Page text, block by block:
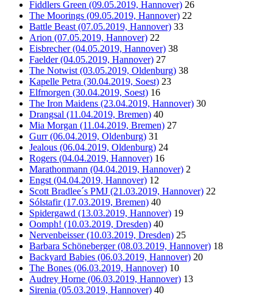
Fiddlers Green (09.05.2019, Hannover) 26
The Moorings (09.05.2019, Hannover) 22
Battle Beast (07.05.2019, Hannover) 33
Arion (07.05.2019, Hannover) 22
Eisbrecher (04.05.2019, Hannover) 38
Faelder (04.05.2019, Hannover) 27
The Notwist (03.05.2019, Oldenburg) 38
Kapelle Petra (30.04.2019, Soest) 23
Elfmorgen (30.04.2019, Soest) 16
The Iron Maidens (23.04.2019, Hannover) 30
Drangsal (11.04.2019, Bremen) 40
Mia Morgan (11.04.2019, Bremen) 27
Gurr (06.04.2019, Oldenburg) 31
Jealous (06.04.2019, Oldenburg) 24
Rogers (04.04.2019, Hannover) 16
Marathonmann (04.04.2019, Hannover) 2
Engst (04.04.2019, Hannover) 12
Scott Bradlee´s PMJ (21.03.2019, Hannover) 22
Sólstafir (17.03.2019, Bremen) 40
Spidergawd (13.03.2019, Hannover) 19
Oomph! (10.03.2019, Dresden) 40
Nervenbeisser (10.03.2019, Dresden) 25
Barbara Schöneberger (08.03.2019, Hannover) 18
Backyard Babies (06.03.2019, Hannover) 20
The Bones (06.03.2019, Hannover) 10
Audrey Horne (06.03.2019, Hannover) 13
Sirenia (05.03.2019, Hannover) 40